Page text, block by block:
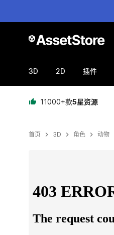
3D 2D 插件
11000+款5星资源
首页 3D 角色 动物